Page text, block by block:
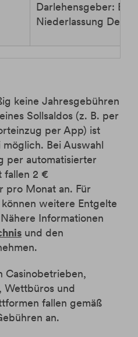
Darlehensgeber:
Niederlassung
keine Jahresgebühren
Sollsaldos (z. B. per
per App) ist
Bei Auswahl
per automatisierter
fallen 2 €
pro Monat an. Für
weitere Entgelte
Informationen
und den
Casinobetrieben,
Wettbüros und
fallen gemäß
an.​